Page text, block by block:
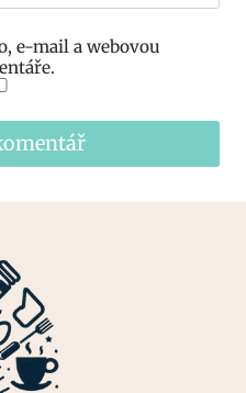
e-mail a webovou